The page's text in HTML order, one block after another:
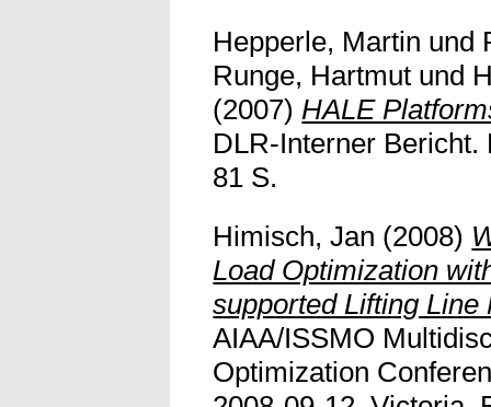
Hepperle, Martin und
Runge, Hartmut und
(2007) HALE
DLR-Interner Bericht.
81 S.
Himisch, Jan (2008)
Load Optimization
supported Lifting Line
AIAA/ISSMO
Optimization